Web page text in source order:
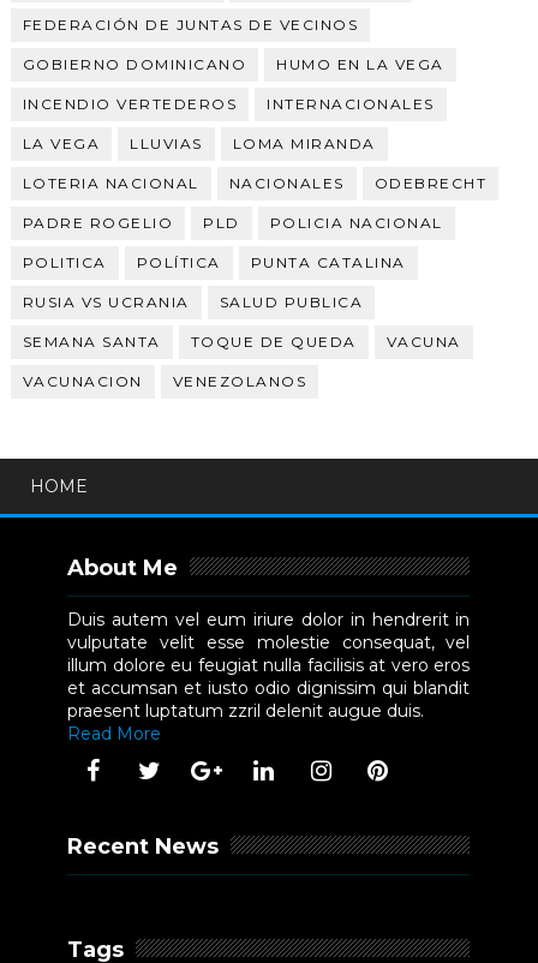
FEDERACIÓN DE JUNTAS DE VECINOS
GOBIERNO DOMINICANO HUMO EN LA VEGA
INCENDIO VERTEDEROS INTERNACIONALES
LA VEGA LLUVIAS LOMA MIRANDA
LOTERIA NACIONAL NACIONALES ODEBRECHT
PADRE ROGELIO PLD POLICIA NACIONAL
POLITICA POLÍTICA PUNTA CATALINA
RUSIA VS UCRANIA SALUD PUBLICA
SEMANA SANTA TOQUE DE QUEDA VACUNA
VACUNACION VENEZOLANOS
HOME
About Me
Duis autem vel eum iriure dolor in hendrerit in
vulputate velit esse molestie consequat, vel
illum dolore eu feugiat nulla facilisis at vero eros
et accumsan et iusto odio dignissim qui blandit
praesent luptatum zzril delenit augue duis.
Read More
Recent News
Tags